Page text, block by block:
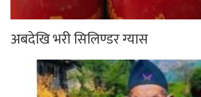
अबदेखि भरी सिलिण्डर ग्यास